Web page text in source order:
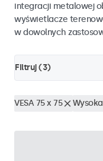
integracji metalowej
wyświetlacze
w dowolnych
Filtruj (3)
VESA 75 x 75